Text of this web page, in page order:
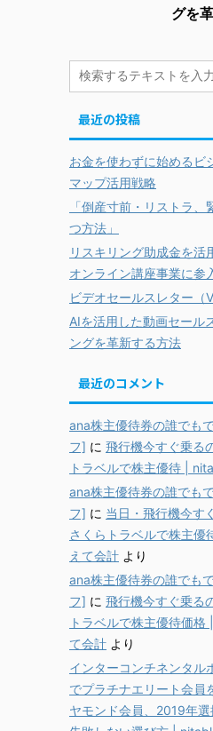
グを
最近の投稿
お金を使わずに始めるビ
マップ活用戦略
「倒産寸前・リストラ
つ方法」
リスキリング助成金を活
オンライン講座事業に参
ビデオセールスレター（
AIを活用した動画セール
ングを革新する方法
最近のコメント
ana株主優待券の誰でも
フ] に 飛行機今すぐ乗る
トラベルで株主優待 |
ana株主優待券の誰でも
フ] に 当日・飛行機今す
さくらトラベルで株主
えて会計 より
ana株主優待券の誰でも
フ] に 飛行機今すぐ乗る
トラベルで株主優待価
て会計 より
インターコンチネンタル
でプラチナエリート会員
ヤモンド会員、2019年